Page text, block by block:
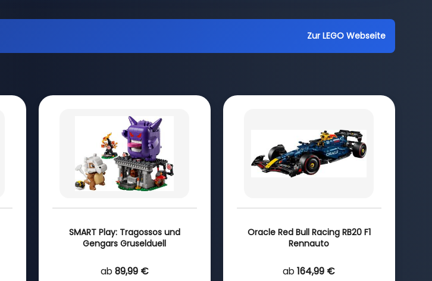
Zur LEGO Webseite
SMART Play: Tragossos und
Gengars Gruselduell
ab 89,99 €
Oracle Red Bull Racing RB20 F1
Rennauto
ab 164,99 €